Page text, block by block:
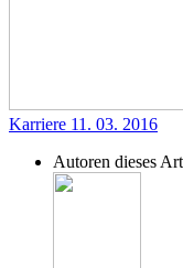
Karriere 11. 03. 2016
Autoren dieses